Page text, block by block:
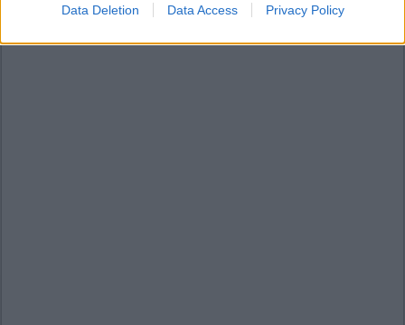
Data Deletion Data Access Privacy Policy